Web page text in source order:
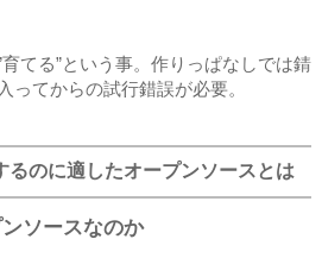
てる”という事。作りっぱなしでは錆
ってからの試行錯誤が必要。
るのに適したオープンソースとは
ソースなのか